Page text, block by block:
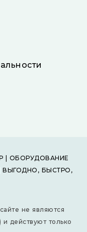
| ОБОРУДОВАНИЕ
ВЫГОДНО, БЫСТРО,
не являются
действуют только